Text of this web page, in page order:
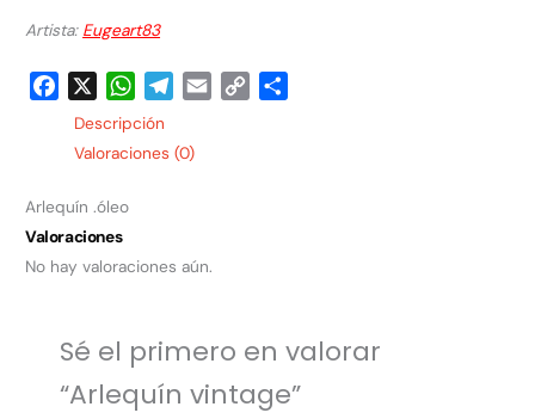
Artista: Eugeart83
FacebookWhatsApp
Telegram
Email Copy
Descripción
Valoraciones (0)
Arlequín .óleo
Valoraciones
No hay valoraciones aún.
Sé el primero en valorar
“Arlequín vintage”